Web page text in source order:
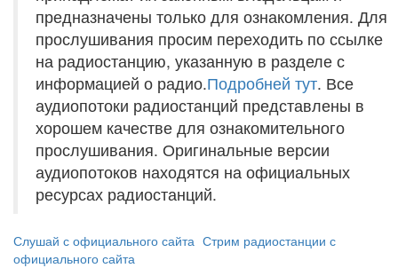
предназначены только для ознакомления. Для
прослушивания просим переходить по ссылке
на радиостанцию, указанную в разделе с
информацией о радио.Подробней тут. Все
аудиопотоки радиостанций представлены в
хорошем качестве для ознакомительного
прослушивания. Оригинальные версии
аудиопотоков находятся на официальных
ресурсах радиостанций.
Слушай с официального сайта Стрим радиостанции с
официального сайта